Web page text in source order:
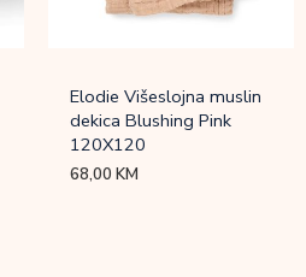
Elodie Višeslojna muslin
dekica Blushing Pink
120X120
68,00KM